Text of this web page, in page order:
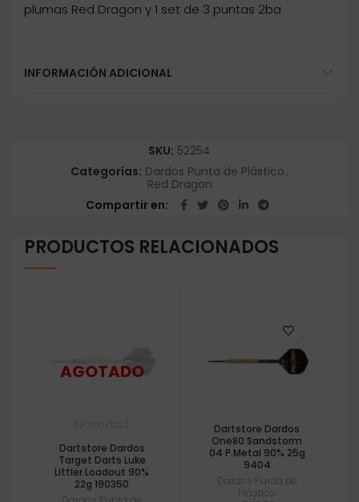
plumas Red Dragon y 1 set de 3 puntas 2ba
INFORMACIÓN ADICIONAL
SKU: 52254
Categorías: Dardos Punta de Plástico,
Red Dragon
Compartir en
PRODUCTOS RELACIONADOS
Dartstore Dardos
Target Darts Luke
Littler Loadout 90%
22g 190350
Dartstore Dardos
One80 Sandstorm
04 P.Metal 90% 25g
9404
Dardos Punta de
Plástico